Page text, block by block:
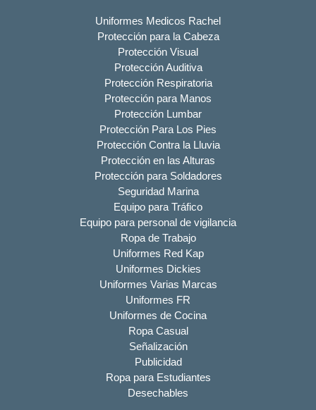
Uniformes Medicos Rachel
Protección para la Cabeza
Protección Visual
Protección Auditiva
Protección Respiratoria
Protección para Manos
Protección Lumbar
Protección Para Los Pies
Protección Contra la Lluvia
Protección en las Alturas
Protección para Soldadores
Seguridad Marina
Equipo para Tráfico
Equipo para personal de vigilancia
Ropa de Trabajo
Uniformes Red Kap
Uniformes Dickies
Uniformes Varias Marcas
Uniformes FR
Uniformes de Cocina
Ropa Casual
Señalización
Publicidad
Ropa para Estudiantes
Desechables